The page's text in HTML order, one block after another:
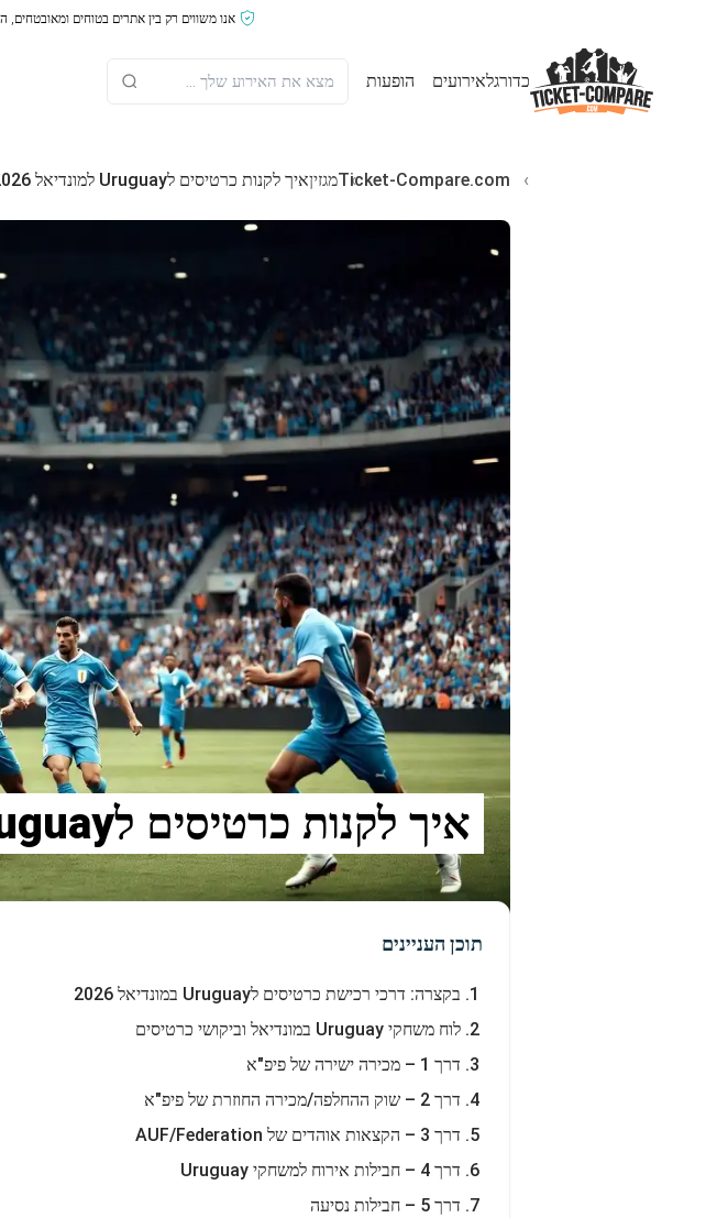
אנו משווים רק בין אתרים בטוחים ומאובטחים,
כדורגלאירועים הופעות
Ticket-Compare.comמגזיןאיך לקנות כרטיסים לUruguay למונדיאל 2026
איך לקנות כרטיסים לUruguay למונדיאל 2026
תוכן העניינים
בקצרה: דרכי רכישת כרטיסים לUruguay במונדיאל 2026
לוח משחקי Uruguay במונדיאל וביקושי כרטיסים
דרך 1 – מכירה ישירה של פיפ"א
דרך 2 – שוק ההחלפה/מכירה החוזרת של פיפ"א
דרך 3 – הקצאות אוהדים של AUF/Federation
דרך 4 – חבילות אירוח למשחקי Uruguay
דרך 5 – חבילות נסיעה